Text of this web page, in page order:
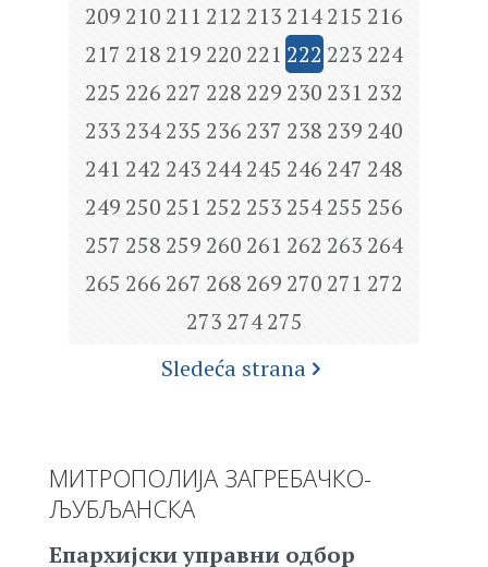
209 210 211 212 213 214215 216
217 218 219 220 221 222 223 224
225 226 227 228 229 230 231 232
233 234235 236 237 238 239 240
241 242 243 244245 246 247 248
249 250 251 252 253 254255 256
257 258 259 260 261 262 263 264
265 266 267 268 269 270 271 272
273 274 275
Sledeća strana
МИТРОПОЛИЈА ЗАГРЕБАЧКО-
ЉУБЉАНСКА
Епархијски управни одбор